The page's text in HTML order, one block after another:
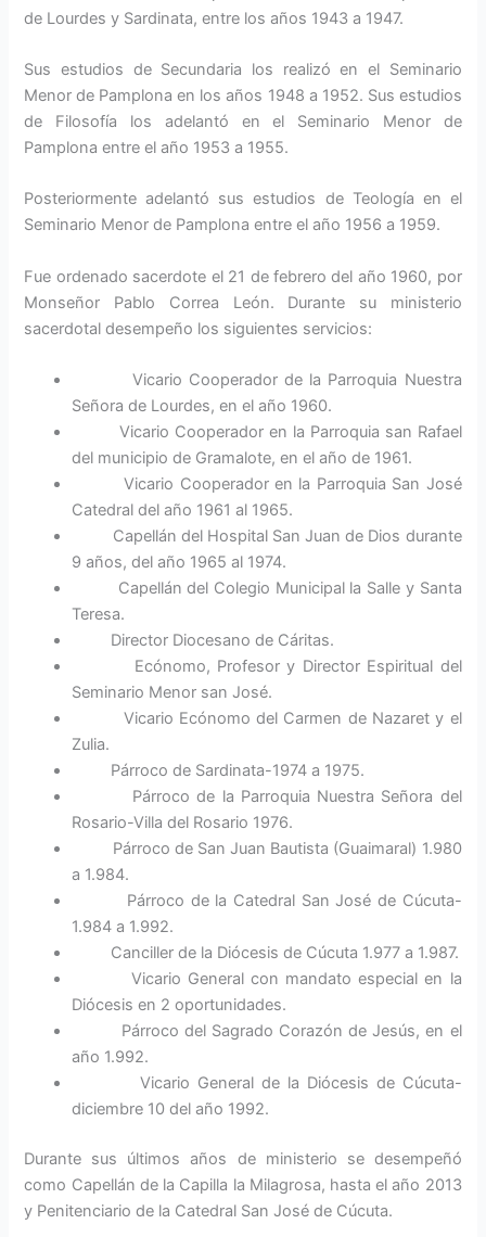
de Lourdes y Sardinata, entre los años 1943 a 1947.
Sus estudios de Secundaria los realizó en el Seminario
Menor de Pamplona en los años 1948 a 1952. Sus estudios
de Filosofía los adelantó en el Seminario Menor de
Pamplona entre el año 1953 a 1955.
Posteriormente adelantó sus estudios de Teología en el
Seminario Menor de Pamplona entre el año 1956 a 1959.
Fue ordenado sacerdote el 21 de febrero del año 1960, por
Monseñor Pablo Correa León. Durante su ministerio
sacerdotal desempeño los siguientes servicios:
Vicario Cooperador de la Parroquia Nuestra
Señora de Lourdes, en el año 1960.
Vicario Cooperador en la Parroquia san Rafael
del municipio de Gramalote, en el año de 1961.
Vicario Cooperador en la Parroquia San José
Catedral del año 1961 al 1965.
Capellán del Hospital San Juan de Dios durante
9 años, del año 1965 al 1974.
Capellán del Colegio Municipal la Salle y Santa
Teresa.
Director Diocesano de Cáritas.
Ecónomo, Profesor y Director Espiritual del
Seminario Menor san José.
Vicario Ecónomo del Carmen de Nazaret y el
Zulia.
Párroco de Sardinata-1974 a 1975.
Párroco de la Parroquia Nuestra Señora del
Rosario-Villa del Rosario 1976.
Párroco de San Juan Bautista (Guaimaral) 1.980
a 1.984.
Párroco de la Catedral San José de Cúcuta-
1.984 a 1.992.
Canciller de la Diócesis de Cúcuta 1.977 a 1.987.
Vicario General con mandato especial en la
Diócesis en 2 oportunidades.
Párroco del Sagrado Corazón de Jesús, en el
año 1.992.
Vicario General de la Diócesis de Cúcuta-
diciembre 10 del año 1992.
Durante sus últimos años de ministerio se desempeñó
como Capellán de la Capilla la Milagrosa, hasta el año 2013
y Penitenciario de la Catedral San José de Cúcuta.